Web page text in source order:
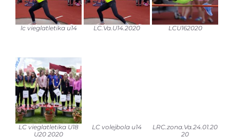
lc vieglatletika u14 LC.Va.U14.2020 LCU162020
LC vieglatletika U18
U20 2020
LC volejbola u14
LRC.zona.Va.24.01.20
20